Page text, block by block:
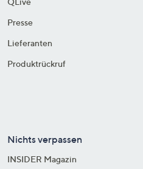
Presse
Lieferanten
Produktrückruf
Nichts verpassen
INSIDER Magazin